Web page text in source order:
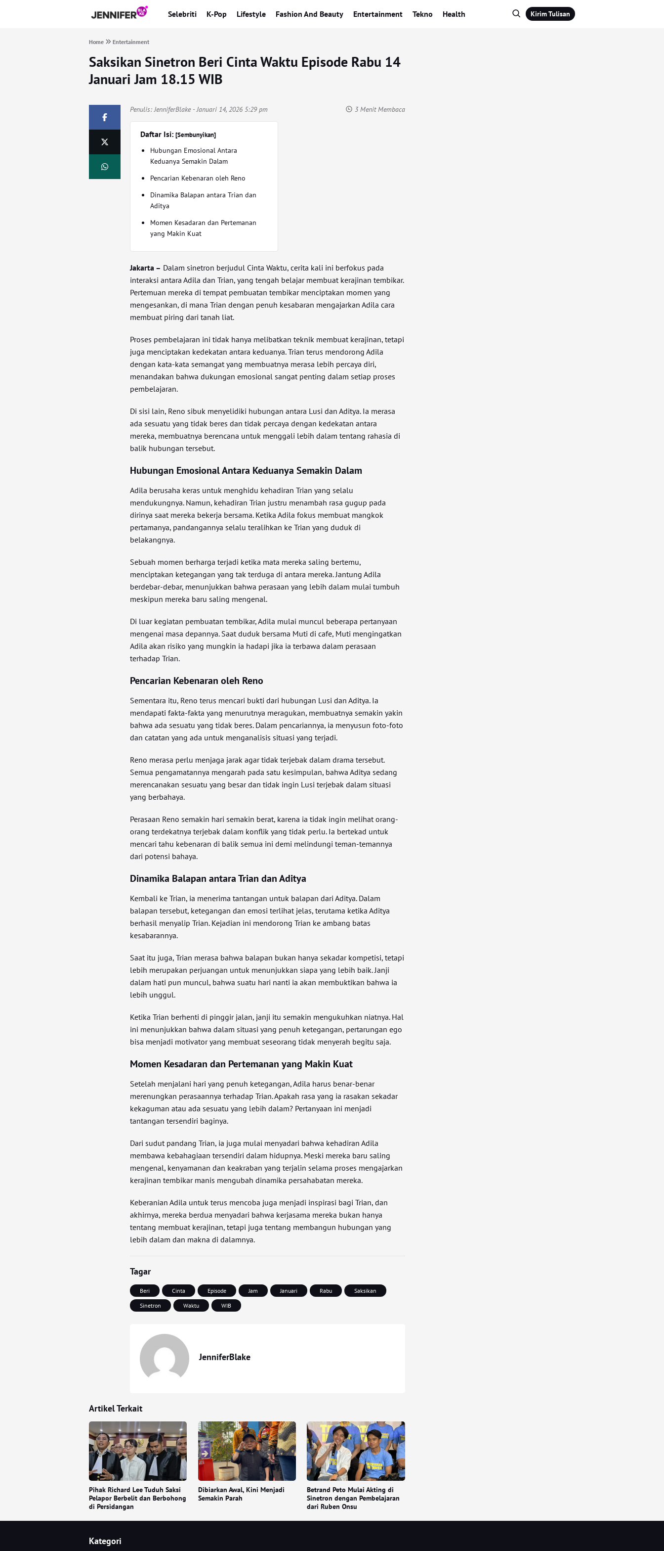
Selebriti K-Pop Lifestyle Fashion And Beauty Entertainment Tekno Health Kirim Tulisan
Home Entertainment
Saksikan Sinetron Beri Cinta Waktu Episode Rabu 14
Januari Jam 18.15 WIB
Penulis:JenniferBlake- Januari 14, 2026 5:29 pm 3 Menit Membaca
Daftar Isi:[Sembunyikan]
Hubungan Emosional Antara
Keduanya Semakin Dalam
Pencarian Kebenaran oleh Reno
Dinamika Balapan antara Trian dan
Aditya
Momen Kesadaran dan Pertemanan
yang Makin Kuat
Jakarta – Dalam sinetron berjudul Cinta Waktu, cerita kali ini berfokus pada
interaksi antara Adila dan Trian, yang tengah belajar membuat kerajinan tembikar.
Pertemuan mereka di tempat pembuatan tembikar menciptakan momen yang
mengesankan, di mana Trian dengan penuh kesabaran mengajarkan Adila cara
membuat piring dari tanah liat.
Proses pembelajaran ini tidak hanya melibatkan teknik membuat kerajinan, tetapi
juga menciptakan kedekatan antara keduanya. Trian terus mendorong Adila
dengan kata-kata semangat yang membuatnya merasa lebih percaya diri,
menandakan bahwa dukungan emosional sangat penting dalam setiap proses
pembelajaran.
Di sisi lain, Reno sibuk menyelidiki hubungan antara Lusi dan Aditya. Ia merasa
ada sesuatu yang tidak beres dan tidak percaya dengan kedekatan antara
mereka, membuatnya berencana untuk menggali lebih dalam tentang rahasia di
balik hubungan tersebut.
Hubungan Emosional Antara Keduanya Semakin Dalam
Adila berusaha keras untuk menghidu kehadiran Trian yang selalu
mendukungnya. Namun, kehadiran Trian justru menambah rasa gugup pada
dirinya saat mereka bekerja bersama. Ketika Adila fokus membuat mangkok
pertamanya, pandangannya selalu teralihkan ke Trian yang duduk di
belakangnya.
Sebuah momen berharga terjadi ketika mata mereka saling bertemu,
menciptakan ketegangan yang tak terduga di antara mereka. Jantung Adila
berdebar-debar, menunjukkan bahwa perasaan yang lebih dalam mulai tumbuh
meskipun mereka baru saling mengenal.
Di luar kegiatan pembuatan tembikar, Adila mulai muncul beberapa pertanyaan
mengenai masa depannya. Saat duduk bersama Muti di cafe, Muti mengingatkan
Adila akan risiko yang mungkin ia hadapi jika ia terbawa dalam perasaan
terhadap Trian.
Pencarian Kebenaran oleh Reno
Sementara itu, Reno terus mencari bukti dari hubungan Lusi dan Aditya. Ia
mendapati fakta-fakta yang menurutnya meragukan, membuatnya semakin yakin
bahwa ada sesuatu yang tidak beres. Dalam pencariannya, ia menyusun foto-foto
dan catatan yang ada untuk menganalisis situasi yang terjadi.
Reno merasa perlu menjaga jarak agar tidak terjebak dalam drama tersebut.
Semua pengamatannya mengarah pada satu kesimpulan, bahwa Aditya sedang
merencanakan sesuatu yang besar dan tidak ingin Lusi terjebak dalam situasi
yang berbahaya.
Perasaan Reno semakin hari semakin berat, karena ia tidak ingin melihat orang-
orang terdekatnya terjebak dalam konflik yang tidak perlu. Ia bertekad untuk
mencari tahu kebenaran di balik semua ini demi melindungi teman-temannya
dari potensi bahaya.
Dinamika Balapan antara Trian dan Aditya
Kembali ke Trian, ia menerima tantangan untuk balapan dari Aditya. Dalam
balapan tersebut, ketegangan dan emosi terlihat jelas, terutama ketika Aditya
berhasil menyalip Trian. Kejadian ini mendorong Trian ke ambang batas
kesabarannya.
Saat itu juga, Trian merasa bahwa balapan bukan hanya sekadar kompetisi, tetapi
lebih merupakan perjuangan untuk menunjukkan siapa yang lebih baik. Janji
dalam hati pun muncul, bahwa suatu hari nanti ia akan membuktikan bahwa ia
lebih unggul.
Ketika Trian berhenti di pinggir jalan, janji itu semakin mengukuhkan niatnya. Hal
ini menunjukkan bahwa dalam situasi yang penuh ketegangan, pertarungan ego
bisa menjadi motivator yang membuat seseorang tidak menyerah begitu saja.
Momen Kesadaran dan Pertemanan yang Makin Kuat
Setelah menjalani hari yang penuh ketegangan, Adila harus benar-benar
merenungkan perasaannya terhadap Trian. Apakah rasa yang ia rasakan sekadar
kekaguman atau ada sesuatu yang lebih dalam? Pertanyaan ini menjadi
tantangan tersendiri baginya.
Dari sudut pandang Trian, ia juga mulai menyadari bahwa kehadiran Adila
membawa kebahagiaan tersendiri dalam hidupnya. Meski mereka baru saling
mengenal, kenyamanan dan keakraban yang terjalin selama proses mengajarkan
kerajinan tembikar manis mengubah dinamika persahabatan mereka.
Keberanian Adila untuk terus mencoba juga menjadi inspirasi bagi Trian, dan
akhirnya, mereka berdua menyadari bahwa kerjasama mereka bukan hanya
tentang membuat kerajinan, tetapi juga tentang membangun hubungan yang
lebih dalam dan makna di dalamnya.
Tagar
Beri Cinta Episode Jam Januari Rabu
Saksikan
Sinetron
Waktu WIB
JenniferBlake
Artikel Terkait
Pihak Richard Lee Tuduh Saksi
Pelapor Berbelit dan Berbohong
di Persidangan
Dibiarkan Awal, Kini Menjadi
Semakin Parah
Betrand Peto Mulai Akting di
Sinetron dengan Pembelajaran
dari Ruben Onsu
Kategori